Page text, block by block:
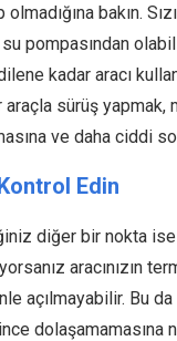
bakın.
pompasından
kadar aracı
araçla sürüş yapmak,
ve daha ciddi
Edin
diğer bir nokta
aracınızın
açılmayabilir. Bu da
dolaşamamasına